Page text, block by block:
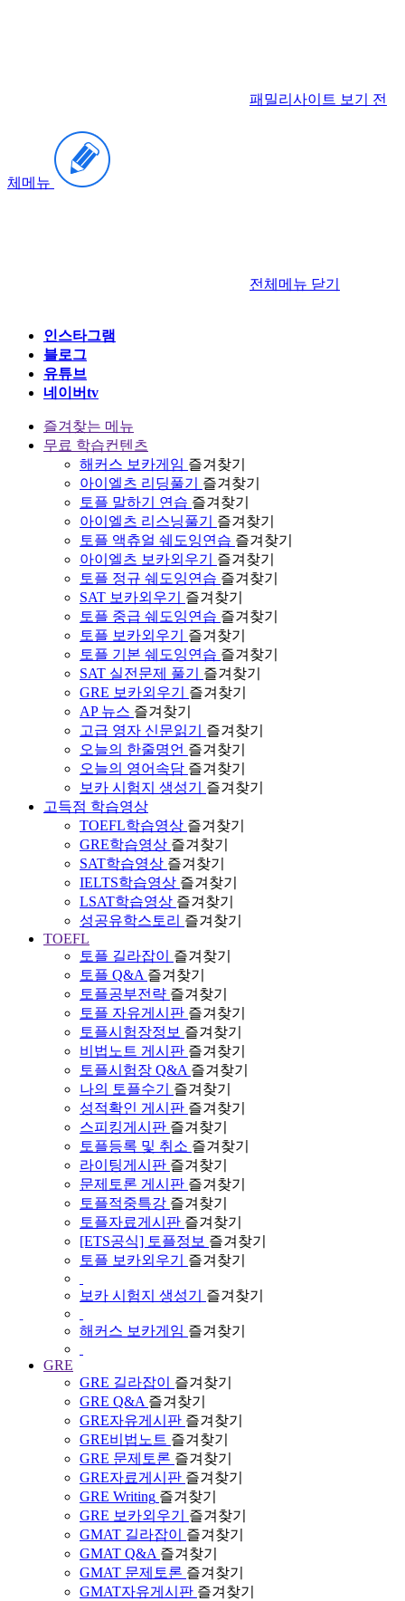
패밀리사이트 보기 전
체메뉴
전체메뉴 닫기
인스타그램
블로그
유튜브
네이버tv
즐겨찾는 메뉴
무료 학습컨텐츠
해커스 보카게임 즐겨찾기
아이엘츠 리딩풀기
즐겨찾기
토플 말하기 연습 즐겨찾기
아이엘츠 리스닝풀기
즐겨찾기
토플 액츄얼 쉐도잉연습 즐겨찾기
아이엘츠 보카외우기
즐겨찾기
토플 정규 쉐도잉연습 즐겨찾기
SAT 보카외우기
즐겨찾기
토플 중급 쉐도잉연습 즐겨찾기
토플 보카외우기
즐겨찾기
토플 기본 쉐도잉연습 즐겨찾기
SAT 실전문제 풀기
즐겨찾기
GRE 보카외우기
즐겨찾기
AP 뉴스 즐겨찾기
고급 영자 신문읽기
즐겨찾기
오늘의 한줄명언 즐겨찾기
오늘의 영어속담 즐겨찾기
보카 시험지 생성기
즐겨찾기
고득점 학습영상
TOEFL학습영상 즐겨찾기
GRE학습영상 즐겨찾기
SAT학습영상 즐겨찾기
IELTS학습영상 즐겨찾기
LSAT학습영상 즐겨찾기
성공유학스토리 즐겨찾기
TOEFL
토플 길라잡이
즐겨찾기
토플 Q&A 즐겨찾기
토플공부전략 즐겨찾기
토플 자유게시판 즐겨찾기
토플시험장정보 즐겨찾기
비법노트 게시판 즐겨찾기
토플시험장 Q&A 즐겨찾기
나의 토플수기
즐겨찾기
성적확인 게시판 즐겨찾기
스피킹게시판 즐겨찾기
토플등록 및 취소 즐겨찾기
라이팅게시판 즐겨찾기
문제토론 게시판 즐겨찾기
토플적중특강 즐겨찾기
토플자료게시판 즐겨찾기
[ETS공식] 토플정보 즐겨찾기
토플 보카외우기
즐겨찾기
보카 시험지 생성기 즐겨찾기
해커스 보카게임 즐겨찾기
GRE
GRE 길라잡이
즐겨찾기
GRE Q&A 즐겨찾기
GRE자유게시판 즐겨찾기
GRE비법노트 즐겨찾기
GRE 문제토론 즐겨찾기
GRE자료게시판 즐겨찾기
GRE Writing 즐겨찾기
GRE 보카외우기
즐겨찾기
GMAT 길라잡이
즐겨찾기
GMAT Q&A 즐겨찾기
GMAT 문제토론 즐겨찾기
GMAT자유게시판 즐겨찾기